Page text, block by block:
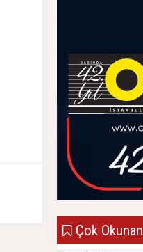
Çok Okunan